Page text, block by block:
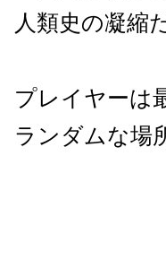
人類史の凝縮
プレイヤーは
ランダムな場